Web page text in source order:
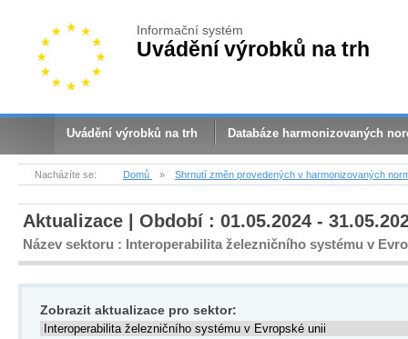
Informační systém
Uvádění výrobků na trh
Uvádění výrobků na trh Databáze harmonizovaných
Nacházíte se: Domů » Shrnutí změn provedených v harmonizovaných
Aktualizace | Období : 01.05.2024 -
Název sektoru : Interoperabilita železničního systému v
Zobrazit aktualizace pro sektor: